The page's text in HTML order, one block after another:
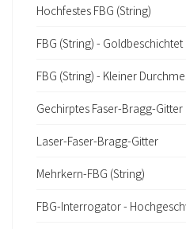
Hochfestes FBG (String)
FBG (String) - Goldbeschichtet
FBG (String) - Kleiner
Gechirptes Faser-Bragg-Gitter
Laser-Faser-Bragg-Gitter
Mehrkern-FBG (String)
FBG-Interrogator -